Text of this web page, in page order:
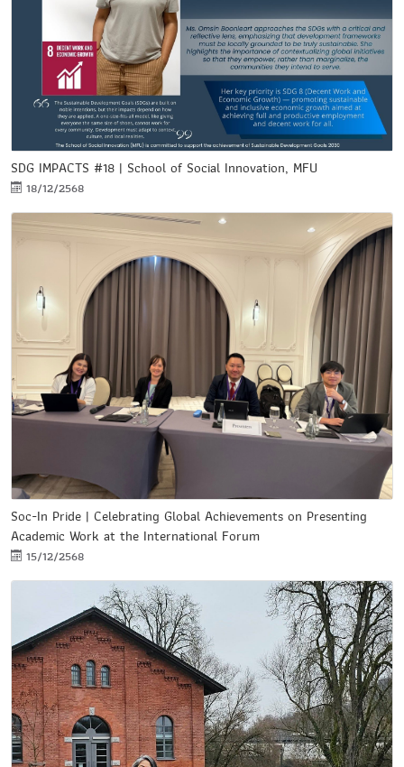
SDG IMPACTS #18 | School of Social Innovation, MFU
18/12/2568
Soc-In Pride | Celebrating Global Achievements on Presenting
Academic Work at the International Forum
15/12/2568